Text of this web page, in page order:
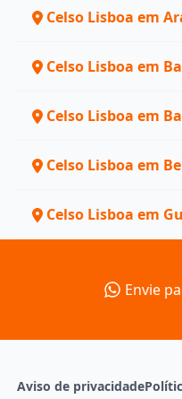
Celso Lisboa em
Celso Lisboa em
Celso Lisboa em
Celso Lisboa em
Celso Lisboa em
Envie
Aviso de privacidade